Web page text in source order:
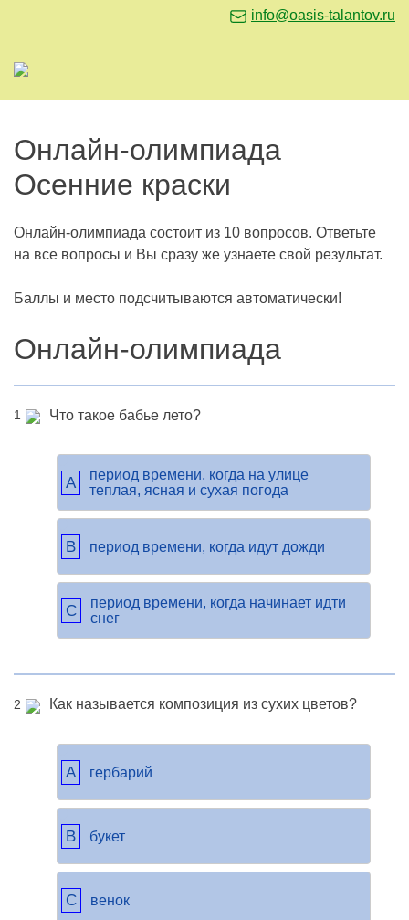
info@oasis-talantov.ru
Онлайн-олимпиада
Осенние краски
Онлайн-олимпиада состоит из 10 вопросов. Ответьте
на все вопросы и Вы сразу же узнаете свой результат.
Баллы и место подсчитываются автоматически!
Онлайн-олимпиада
1 Что такое бабье лето?
A
период времени, когда на улице
теплая, ясная и сухая погода
B период времени, когда идут дожди
C
период времени, когда начинает идти
снег
2 Как называется композиция из сухих цветов?
A гербарий
B букет
C венок